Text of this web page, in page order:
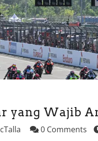
yang Wajib
0 Comments